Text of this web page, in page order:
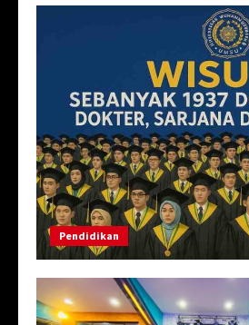
Pendidikan